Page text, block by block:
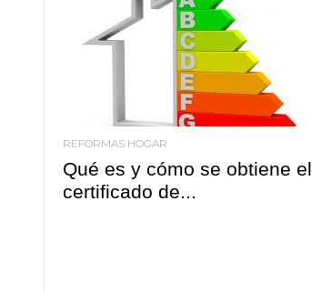
REFORMAS HOGAR
Qué es y cómo se obtiene el
certificado de...